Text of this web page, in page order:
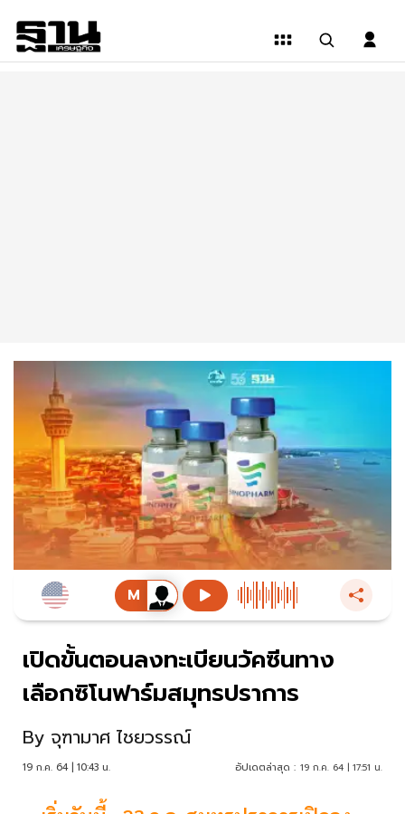
เปิดขั้นตอนลงทะเบียนวัคซีนทาง
เลือกซิโนฟาร์มสมุทรปราการ
By จุฑามาศ ไชยวรรณ์
19 ก.ค. 64 | 10:43 น. อัปเดตล่าสุด : 19 ก.ค. 64 | 17:51 น.